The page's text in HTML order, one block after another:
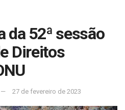
da 52ª sessão
Direitos
27 de fevereiro de 2023